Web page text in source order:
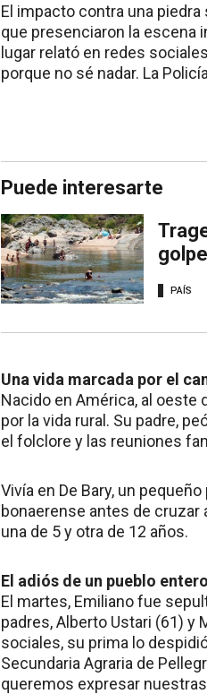
El impacto contra una
que presenciaron la escena
lugar relató en redes
porque no sé nadar. La
Puede interesarte
PAÍS
Una vida marcada por el
Nacido en América, al oeste
por la vida rural. Su padre,
el folclore y las reuniones
Vivía en De Bary, un
bonaerense antes de cruzar
una de 5 y otra de 12 años.
El adiós de un pueblo entero
El martes, Emiliano fue
padres, Alberto Ustari (61) y
sociales, su prima lo
Secundaria Agraria de
queremos expresar